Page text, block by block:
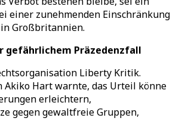
einer zunehmenden Einschränkung
Großbritannien.
gefährlichem Präzedenzfall
Liberty Kritik.
Hart warnte, das Urteil könne
erleichtern,
gegen gewaltfreie Gruppen,